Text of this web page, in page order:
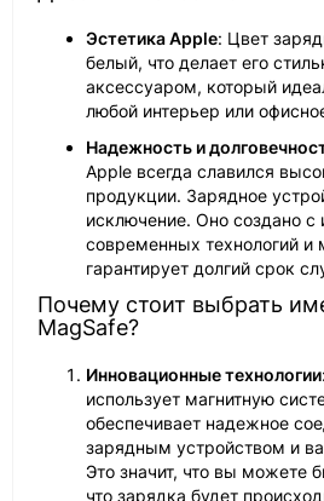
Эстетика Apple: Цвет
белый, что делает его
аксессуаром, который
любой интерьер или
Надежность и
Apple всегда славился
продукции. Зарядное
исключение. Оно создано с
современных технологий и
гарантирует долгий срок
Почему стоит выбрать
MagSafe?
Инновационные технологии
использует магнитную
обеспечивает надежное
зарядным устройством и
Это значит, что вы можете
что зарядка будет